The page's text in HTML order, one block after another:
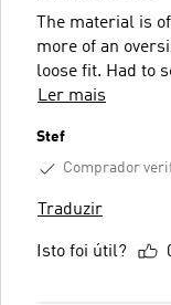
The material is
more of an
loose fit. Had to
Ler mais
Stef
Comprador
Traduzir
Isto foi útil?